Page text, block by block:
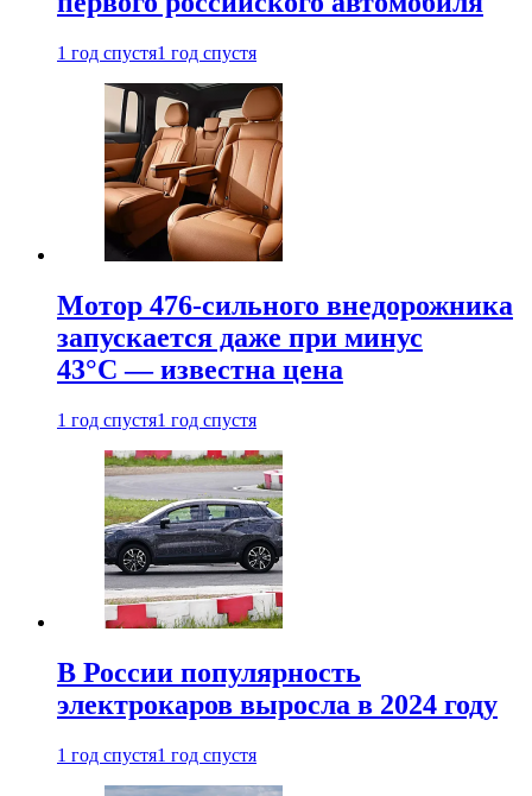
1 год спустя1 год спустя
Мотор 476-сильного внедорожника
запускается даже при минус
43°С — известна цена
1 год спустя1 год спустя
В России популярность
электрокаров выросла в 2024 году
1 год спустя1 год спустя